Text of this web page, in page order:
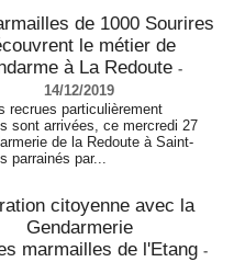
de 1000 Sourires
le métier de
à La Redoute -
14/12/2019
recrues particulièrement
sont arrivées, ce mercredi 27
de la Redoute à Saint-
parrainés par...
citoyenne avec la
Gendarmerie
marmailles de l'Etang -